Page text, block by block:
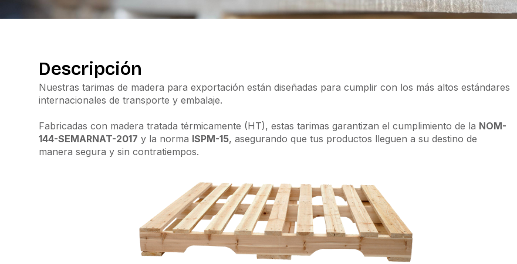
Descripción
Nuestras tarimas de madera para exportación están diseñadas para cumplir con los más altos estándares
internacionales de transporte y embalaje.
Fabricadas con madera tratada térmicamente (HT), estas tarimas garantizan el cumplimiento de la NOM-
144-SEMARNAT-2017 y la norma ISPM-15, asegurando que tus productos lleguen a su destino de
manera segura y sin contratiempos.